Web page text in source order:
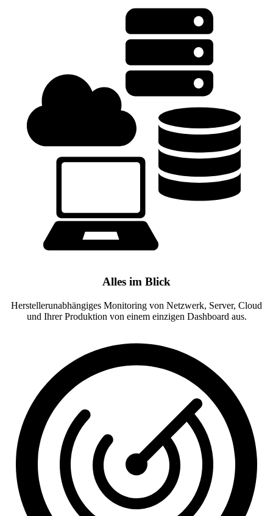
Alles im Blick
Herstellerunabhängiges Monitoring von Netzwerk, Server, Cloud
und Ihrer Produktion von einem einzigen Dashboard aus.